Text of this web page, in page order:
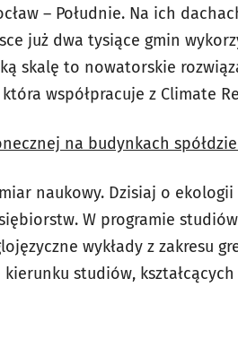
– Południe. Na ich
już dwa tysiące gmin
skalę to nowatorskie
współpracuje z Climate
na budynkach
naukowy. Dzisiaj o
W programie
wykłady z zakresu
studiów,